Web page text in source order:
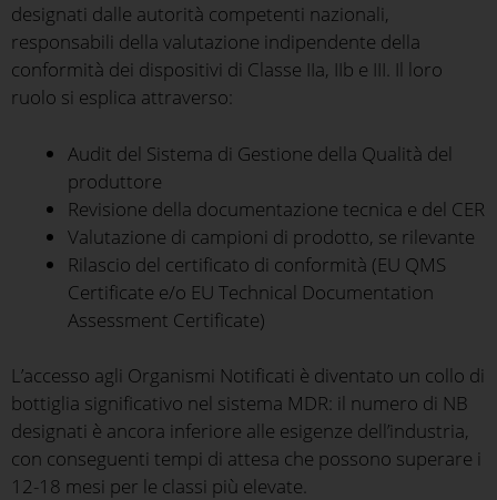
designati dalle autorità competenti nazionali,
responsabili della valutazione indipendente della
conformità dei dispositivi di Classe IIa, IIb e III. Il loro
ruolo si esplica attraverso:
Audit del Sistema di Gestione della Qualità del
produttore
Revisione della documentazione tecnica e del CER
Valutazione di campioni di prodotto, se rilevante
Rilascio del certificato di conformità (EU QMS
Certificate e/o EU Technical Documentation
Assessment Certificate)
L’accesso agli Organismi Notificati è diventato un collo di
bottiglia significativo nel sistema MDR: il numero di NB
designati è ancora inferiore alle esigenze dell’industria,
con conseguenti tempi di attesa che possono superare i
12-18 mesi per le classi più elevate.